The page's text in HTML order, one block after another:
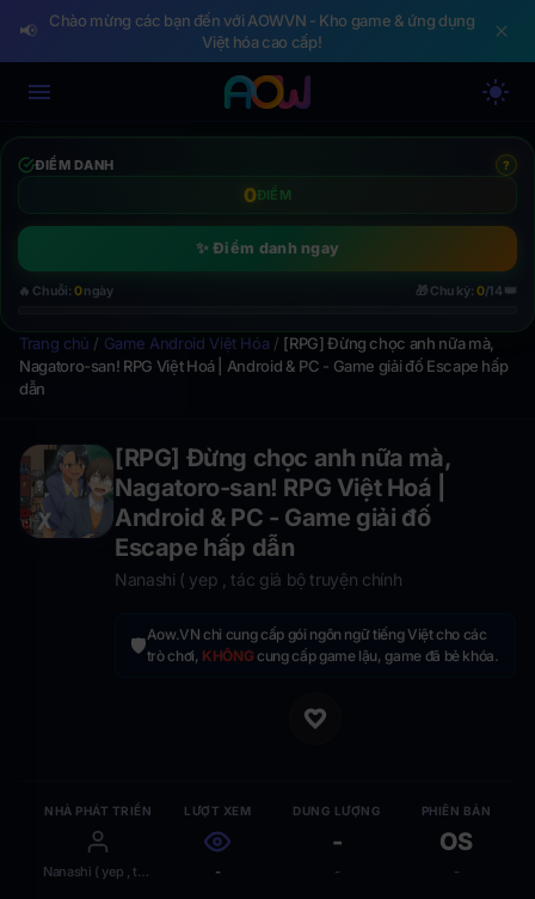
📢
Chào mừng các bạn đến với AOWVN - Kho game & ứng dụng
Việt hóa cao cấp!
ĐIỂM DANH ?
0ĐIỂM
✨ Điểm danh ngay
🔥 Chuỗi: 0ngày 🎁 Chu kỳ:0/14 👑
Trang chủ / Game Android Việt Hóa / [RPG] Đừng chọc anh nữa mà,
Nagatoro-san! RPG Việt Hoá | Android & PC - Game giải đố Escape hấp
dẫn
[RPG] Đừng chọc anh nữa mà,
Nagatoro-san! RPG Việt Hoá |
Android & PC - Game giải đố
Escape hấp dẫn
Nanashi ( yep , tác giả bộ truyện chính
🛡️Aow.VN chỉ cung cấp gói ngôn ngữ tiếng Việt cho các
trò chơi, KHÔNGcung cấp game lậu, game đã bẻ khóa.
NHÀ PHÁT TRIỂN
Nanashi ( yep , tác giả bộ truyện chính
LƯỢT XEM
-
DUNG LƯỢNG
-
-
PHIÊN BẢN
OS
-